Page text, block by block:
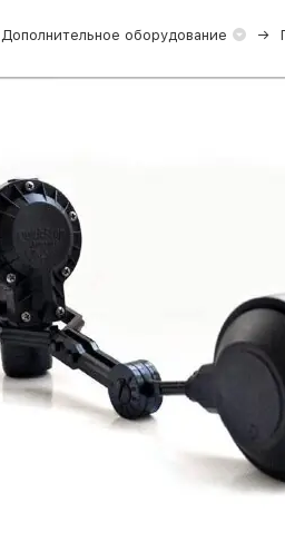
Дополнительное оборудование